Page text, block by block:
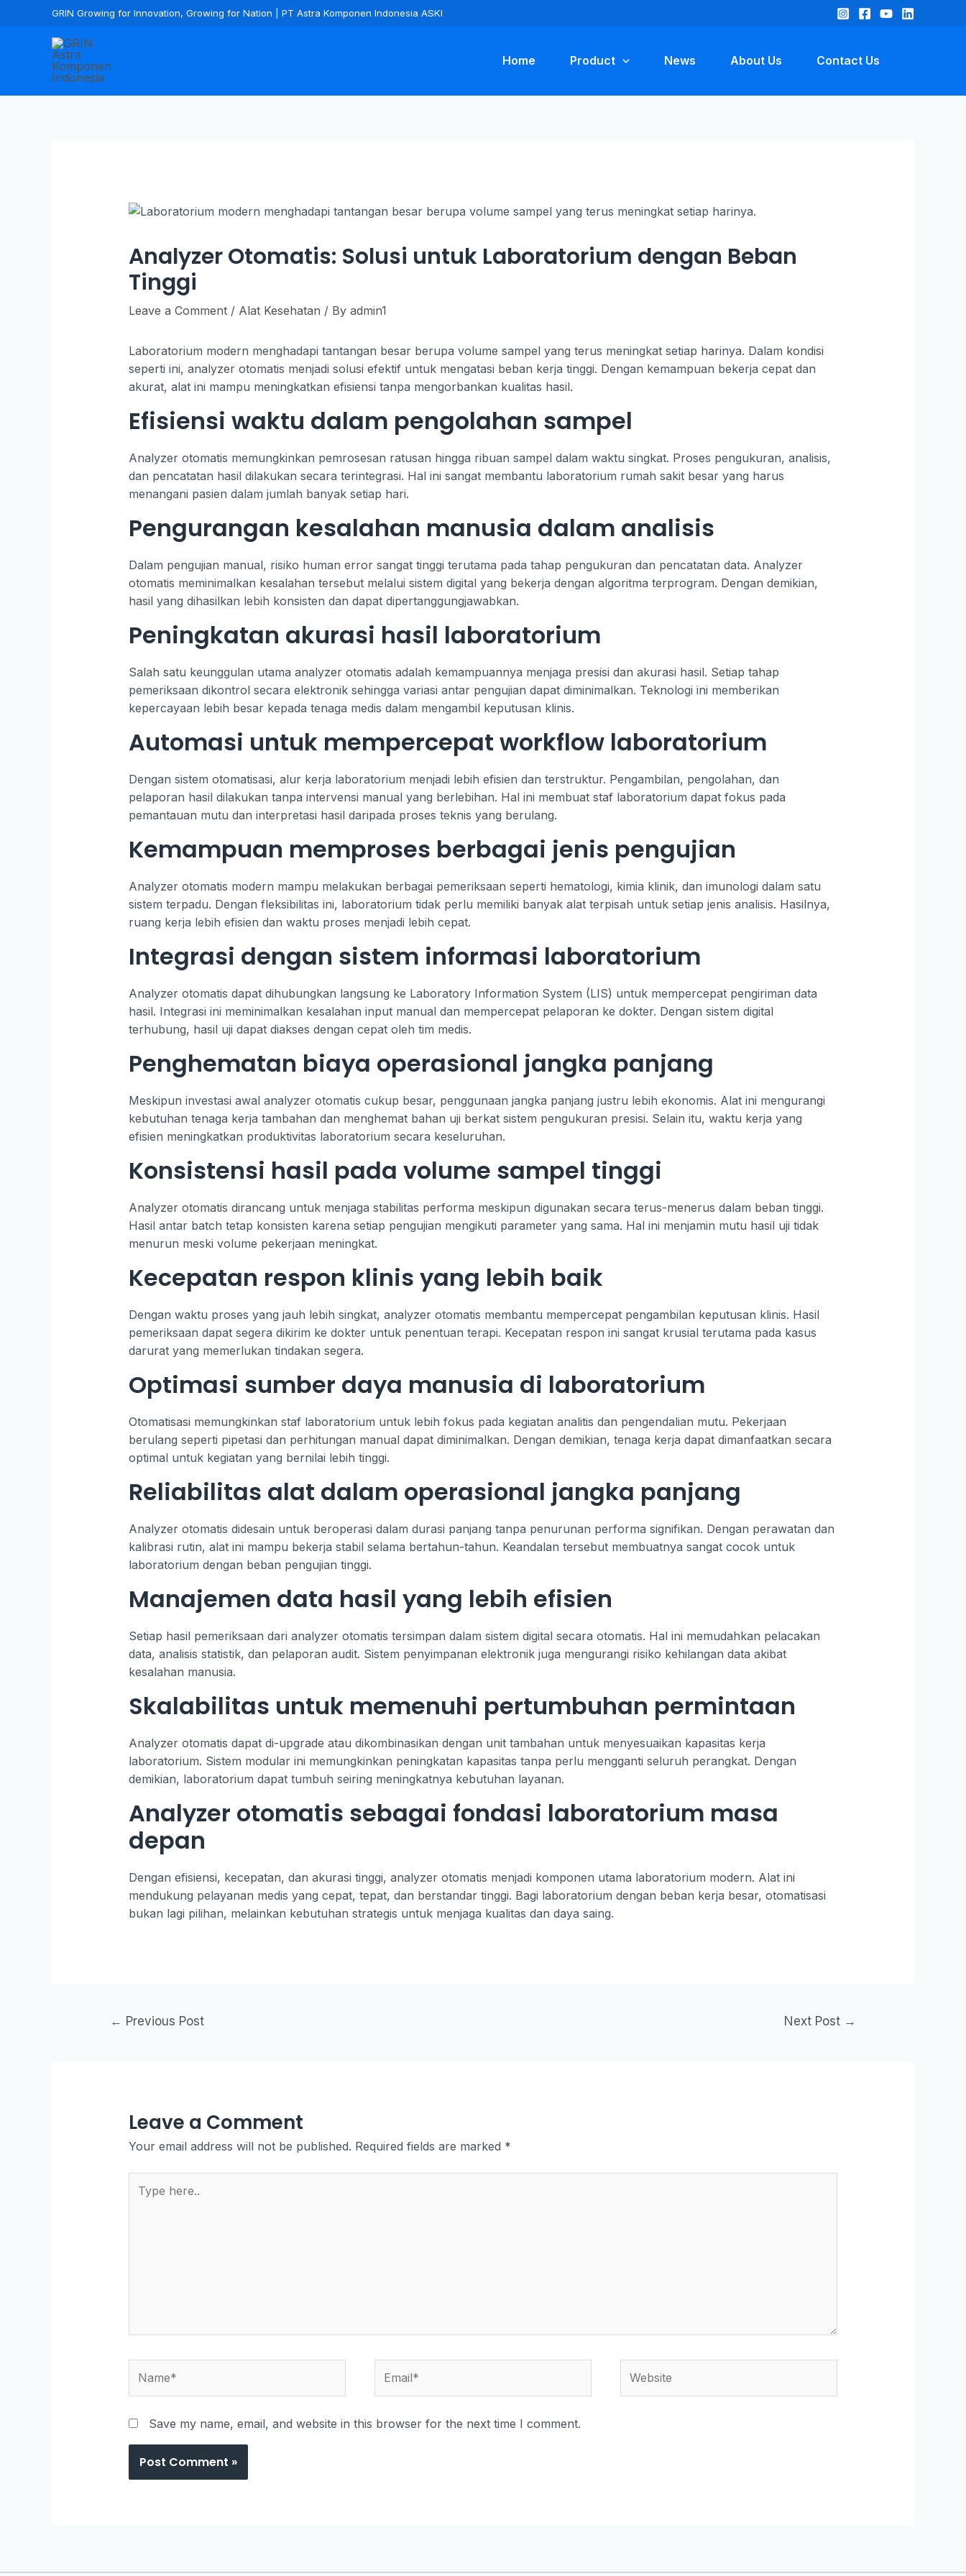
GRIN Growing for Innovation, Growing for Nation | PT Astra Komponen Indonesia ASKI
Home Product News About Us Contact Us
Analyzer Otomatis: Solusi untuk Laboratorium dengan Beban
Tinggi
Leave a Comment / Alat Kesehatan / By admin1
Laboratorium modern menghadapi tantangan besar berupa volume sampel yang terus meningkat setiap harinya. Dalam kondisi
seperti ini, analyzer otomatis menjadi solusi efektif untuk mengatasi beban kerja tinggi. Dengan kemampuan bekerja cepat dan
akurat, alat ini mampu meningkatkan efisiensi tanpa mengorbankan kualitas hasil.
Efisiensi waktu dalam pengolahan sampel
Analyzer otomatis memungkinkan pemrosesan ratusan hingga ribuan sampel dalam waktu singkat. Proses pengukuran, analisis,
dan pencatatan hasil dilakukan secara terintegrasi. Hal ini sangat membantu laboratorium rumah sakit besar yang harus
menangani pasien dalam jumlah banyak setiap hari.
Pengurangan kesalahan manusia dalam analisis
Dalam pengujian manual, risiko human error sangat tinggi terutama pada tahap pengukuran dan pencatatan data. Analyzer
otomatis meminimalkan kesalahan tersebut melalui sistem digital yang bekerja dengan algoritma terprogram. Dengan demikian,
hasil yang dihasilkan lebih konsisten dan dapat dipertanggungjawabkan.
Peningkatan akurasi hasil laboratorium
Salah satu keunggulan utama analyzer otomatis adalah kemampuannya menjaga presisi dan akurasi hasil. Setiap tahap
pemeriksaan dikontrol secara elektronik sehingga variasi antar pengujian dapat diminimalkan. Teknologi ini memberikan
kepercayaan lebih besar kepada tenaga medis dalam mengambil keputusan klinis.
Automasi untuk mempercepat workflow laboratorium
Dengan sistem otomatisasi, alur kerja laboratorium menjadi lebih efisien dan terstruktur. Pengambilan, pengolahan, dan
pelaporan hasil dilakukan tanpa intervensi manual yang berlebihan. Hal ini membuat staf laboratorium dapat fokus pada
pemantauan mutu dan interpretasi hasil daripada proses teknis yang berulang.
Kemampuan memproses berbagai jenis pengujian
Analyzer otomatis modern mampu melakukan berbagai pemeriksaan seperti hematologi, kimia klinik, dan imunologi dalam satu
sistem terpadu. Dengan fleksibilitas ini, laboratorium tidak perlu memiliki banyak alat terpisah untuk setiap jenis analisis. Hasilnya,
ruang kerja lebih efisien dan waktu proses menjadi lebih cepat.
Integrasi dengan sistem informasi laboratorium
Analyzer otomatis dapat dihubungkan langsung ke Laboratory Information System (LIS) untuk mempercepat pengiriman data
hasil. Integrasi ini meminimalkan kesalahan input manual dan mempercepat pelaporan ke dokter. Dengan sistem digital
terhubung, hasil uji dapat diakses dengan cepat oleh tim medis.
Penghematan biaya operasional jangka panjang
Meskipun investasi awal analyzer otomatis cukup besar, penggunaan jangka panjang justru lebih ekonomis. Alat ini mengurangi
kebutuhan tenaga kerja tambahan dan menghemat bahan uji berkat sistem pengukuran presisi. Selain itu, waktu kerja yang
efisien meningkatkan produktivitas laboratorium secara keseluruhan.
Konsistensi hasil pada volume sampel tinggi
Analyzer otomatis dirancang untuk menjaga stabilitas performa meskipun digunakan secara terus-menerus dalam beban tinggi.
Hasil antar batch tetap konsisten karena setiap pengujian mengikuti parameter yang sama. Hal ini menjamin mutu hasil uji tidak
menurun meski volume pekerjaan meningkat.
Kecepatan respon klinis yang lebih baik
Dengan waktu proses yang jauh lebih singkat, analyzer otomatis membantu mempercepat pengambilan keputusan klinis. Hasil
pemeriksaan dapat segera dikirim ke dokter untuk penentuan terapi. Kecepatan respon ini sangat krusial terutama pada kasus
darurat yang memerlukan tindakan segera.
Optimasi sumber daya manusia di laboratorium
Otomatisasi memungkinkan staf laboratorium untuk lebih fokus pada kegiatan analitis dan pengendalian mutu. Pekerjaan
berulang seperti pipetasi dan perhitungan manual dapat diminimalkan. Dengan demikian, tenaga kerja dapat dimanfaatkan secara
optimal untuk kegiatan yang bernilai lebih tinggi.
Reliabilitas alat dalam operasional jangka panjang
Analyzer otomatis didesain untuk beroperasi dalam durasi panjang tanpa penurunan performa signifikan. Dengan perawatan dan
kalibrasi rutin, alat ini mampu bekerja stabil selama bertahun-tahun. Keandalan tersebut membuatnya sangat cocok untuk
laboratorium dengan beban pengujian tinggi.
Manajemen data hasil yang lebih efisien
Setiap hasil pemeriksaan dari analyzer otomatis tersimpan dalam sistem digital secara otomatis. Hal ini memudahkan pelacakan
data, analisis statistik, dan pelaporan audit. Sistem penyimpanan elektronik juga mengurangi risiko kehilangan data akibat
kesalahan manusia.
Skalabilitas untuk memenuhi pertumbuhan permintaan
Analyzer otomatis dapat di-upgrade atau dikombinasikan dengan unit tambahan untuk menyesuaikan kapasitas kerja
laboratorium. Sistem modular ini memungkinkan peningkatan kapasitas tanpa perlu mengganti seluruh perangkat. Dengan
demikian, laboratorium dapat tumbuh seiring meningkatnya kebutuhan layanan.
Analyzer otomatis sebagai fondasi laboratorium masa
depan
Dengan efisiensi, kecepatan, dan akurasi tinggi, analyzer otomatis menjadi komponen utama laboratorium modern. Alat ini
mendukung pelayanan medis yang cepat, tepat, dan berstandar tinggi. Bagi laboratorium dengan beban kerja besar, otomatisasi
bukan lagi pilihan, melainkan kebutuhan strategis untuk menjaga kualitas dan daya saing.
← Previous Post Next Post →
Leave a Comment
Your email address will not be published. Required fields are marked *
Save my name, email, and website in this browser for the next time I comment.